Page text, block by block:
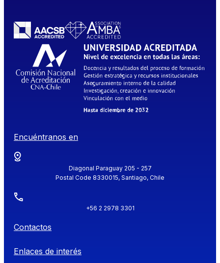
Encuéntranos en
Diagonal Paraguay 205 - 257
Postal Code 8330015, Santiago, Chile
+56 2 2978 3301
Contactos
Enlaces de interés